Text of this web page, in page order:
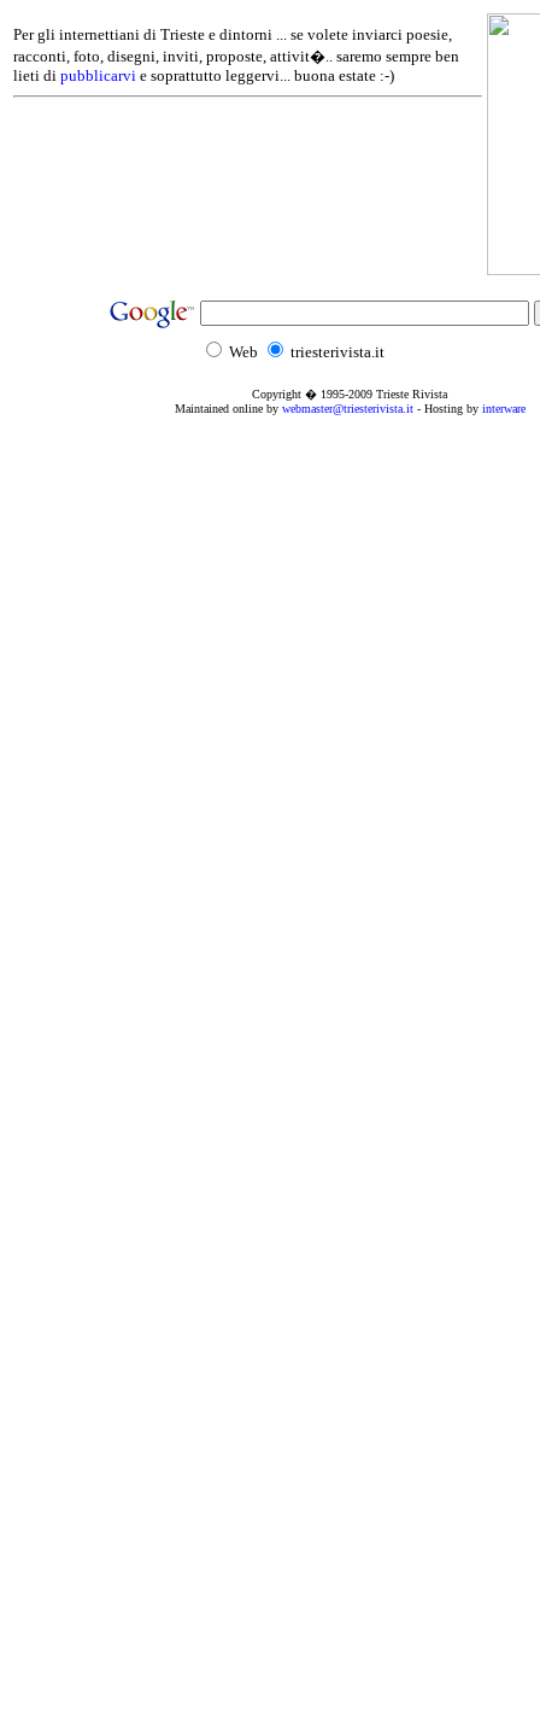
Per gli internettiani di Trieste e dintorni ... se volete inviarci poesie,
racconti, foto, disegni, inviti, proposte, attivit�.. saremo sempre ben
lieti di pubblicarvi e soprattutto leggervi... buona estate :-)
Web triesterivista.it
Copyright � 1995-2009 Trieste Rivista
Maintained online by webmaster@triesterivista.it- Hosting by interware